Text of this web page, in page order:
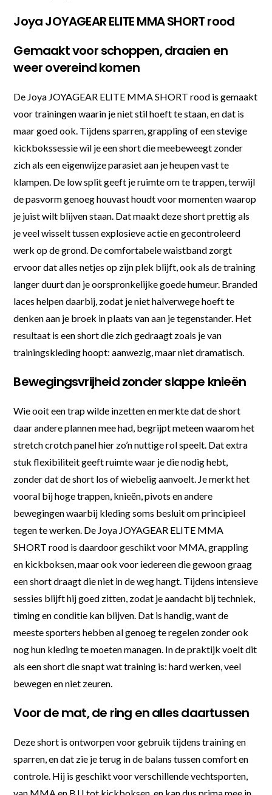
Joya JOYAGEAR ELITE MMA SHORT rood
Gemaakt voor schoppen, draaien en
weer overeind komen
De Joya JOYAGEAR ELITE MMA SHORT rood is gemaakt
voor trainingen waarin je niet stil hoeft te staan, en dat is
maar goed ook. Tijdens sparren, grappling of een stevige
kickbokssessie wil je een short die meebeweegt zonder
zich als een eigenwijze parasiet aan je heupen vast te
klampen. De low split geeft je ruimte om te trappen, terwijl
de pasvorm genoeg houvast houdt voor momenten waarop
je juist wilt blijven staan. Dat maakt deze short prettig als
je veel wisselt tussen explosieve actie en gecontroleerd
werk op de grond. De comfortabele waistband zorgt
ervoor dat alles netjes op zijn plek blijft, ook als de training
langer duurt dan je oorspronkelijke goede humeur. Branded
laces helpen daarbij, zodat je niet halverwege hoeft te
denken aan je broek in plaats van aan je tegenstander. Het
resultaat is een short die zich gedraagt zoals je van
trainingskleding hoopt: aanwezig, maar niet dramatisch.
Bewegingsvrijheid zonder slappe knieën
Wie ooit een trap wilde inzetten en merkte dat de short
daar andere plannen mee had, begrijpt meteen waarom het
stretch crotch panel hier zo’n nuttige rol speelt. Dat extra
stuk flexibiliteit geeft ruimte waar je die nodig hebt,
zonder dat de short los of wiebelig aanvoelt. Je merkt het
vooral bij hoge trappen, knieën, pivots en andere
bewegingen waarbij kleding soms besluit om principieel
tegen te werken. De Joya JOYAGEAR ELITE MMA
SHORT rood is daardoor geschikt voor MMA, grappling
en kickboksen, maar ook voor iedereen die gewoon graag
een short draagt die niet in de weg hangt. Tijdens intensieve
sessies blijft hij goed zitten, zodat je aandacht bij techniek,
timing en conditie kan blijven. Dat is handig, want de
meeste sporters hebben al genoeg te regelen zonder ook
nog hun kleding te moeten managen. In de praktijk voelt dit
als een short die snapt wat training is: hard werken, veel
bewegen en niet zeuren.
Voor de mat, de ring en alles daartussen
Deze short is ontworpen voor gebruik tijdens training en
sparren, en dat zie je terug in de balans tussen comfort en
controle. Hij is geschikt voor verschillende vechtsporten,